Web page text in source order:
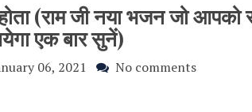
(राम जी नया भजन जो
एक बार सुनें)
06, 2021 No comments